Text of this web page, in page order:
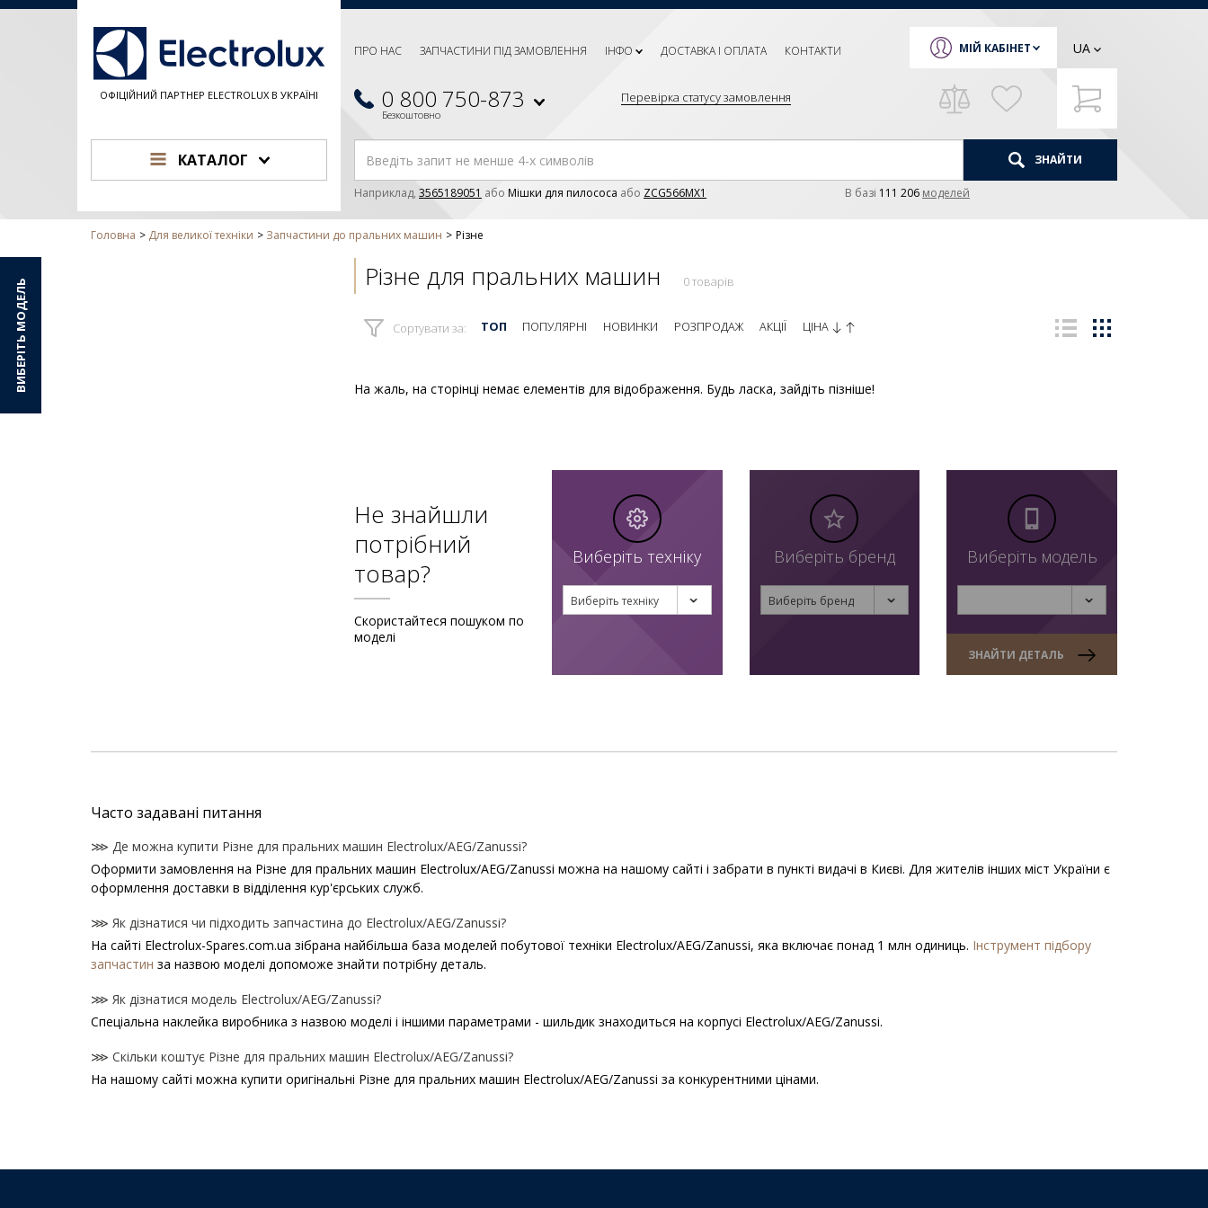
ОФІЦІЙНИЙ ПАРТНЕР ELECTROLUX В УКРАЇНІ
ПРО НАС ЗАПЧАСТИНИ ПІД ЗАМОВЛЕННЯ ІНФО ДОСТАВКА І ОПЛАТА КОНТАКТИ
0 800 750-873
Безкоштовно
Перевірка статусу замовлення
МІЙ КАБІНЕТ UA
КАТАЛОГ ЗНАЙТИ
Наприклад, 3565189051 або Мішки для пилососа або ZCG566MX1 В базi 111 206 моделей
Головна Для великої техніки Запчастини до пральних машин Різне
Різне для пральних машин 0 товарів
Сортувати за: ТОП ПОПУЛЯРНІ НОВИНКИ РОЗПРОДАЖ АКЦІЇ ЦІНА
На жаль, на сторінці немає елементів для відображення. Будь ласка, зайдіть пізніше!
Не знайшли
потрібний
товар?
Скористайтеся пошуком по
моделі
Виберіть техніку
Виберіть техніку
Виберіть бренд
Виберіть бренд
Виберіть модель
ЗНАЙТИ ДЕТАЛЬ
Часто задавані питання
⋙ Де можна купити Різне для пральних машин Electrolux/AEG/Zanussi?
Оформити замовлення на Різне для пральних машин Electrolux/AEG/Zanussi можна на нашому сайті і забрати в пункті видачі в Києві. Для жителів інших міст України є
оформлення доставки в відділення кур'єрських служб.
⋙ Як дізнатися чи підходить запчастина до Electrolux/AEG/Zanussi?
На сайті Electrolux-Spares.com.ua зібрана найбільша база моделей побутової техніки Electrolux/AEG/Zanussi, яка включає понад 1 млн одиниць. Інструмент підбору
запчастин за назвою моделі допоможе знайти потрібну деталь.
⋙ Як дізнатися модель Electrolux/AEG/Zanussi?
Спеціальна наклейка виробника з назвою моделі і іншими параметрами - шильдик знаходиться на корпусі Electrolux/AEG/Zanussi.
⋙ Скільки коштує Різне для пральних машин Electrolux/AEG/Zanussi?
На нашому сайті можна купити оригінальні Різне для пральних машин Electrolux/AEG/Zanussi за конкурентними цінами.
ВИБЕРІТЬ МОДЕЛЬ